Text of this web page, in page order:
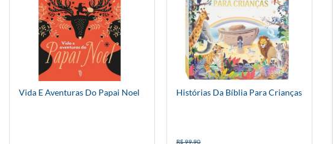
Vida E Aventuras Do Papai Noel Histórias Da Bíblia Para Crianças
R$ 99,90